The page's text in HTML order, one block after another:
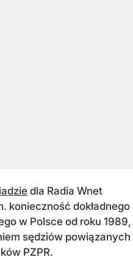
dla Radia Wnet
konieczność dokładnego
w Polsce od roku 1989,
sędziów powiązanych
PZPR.